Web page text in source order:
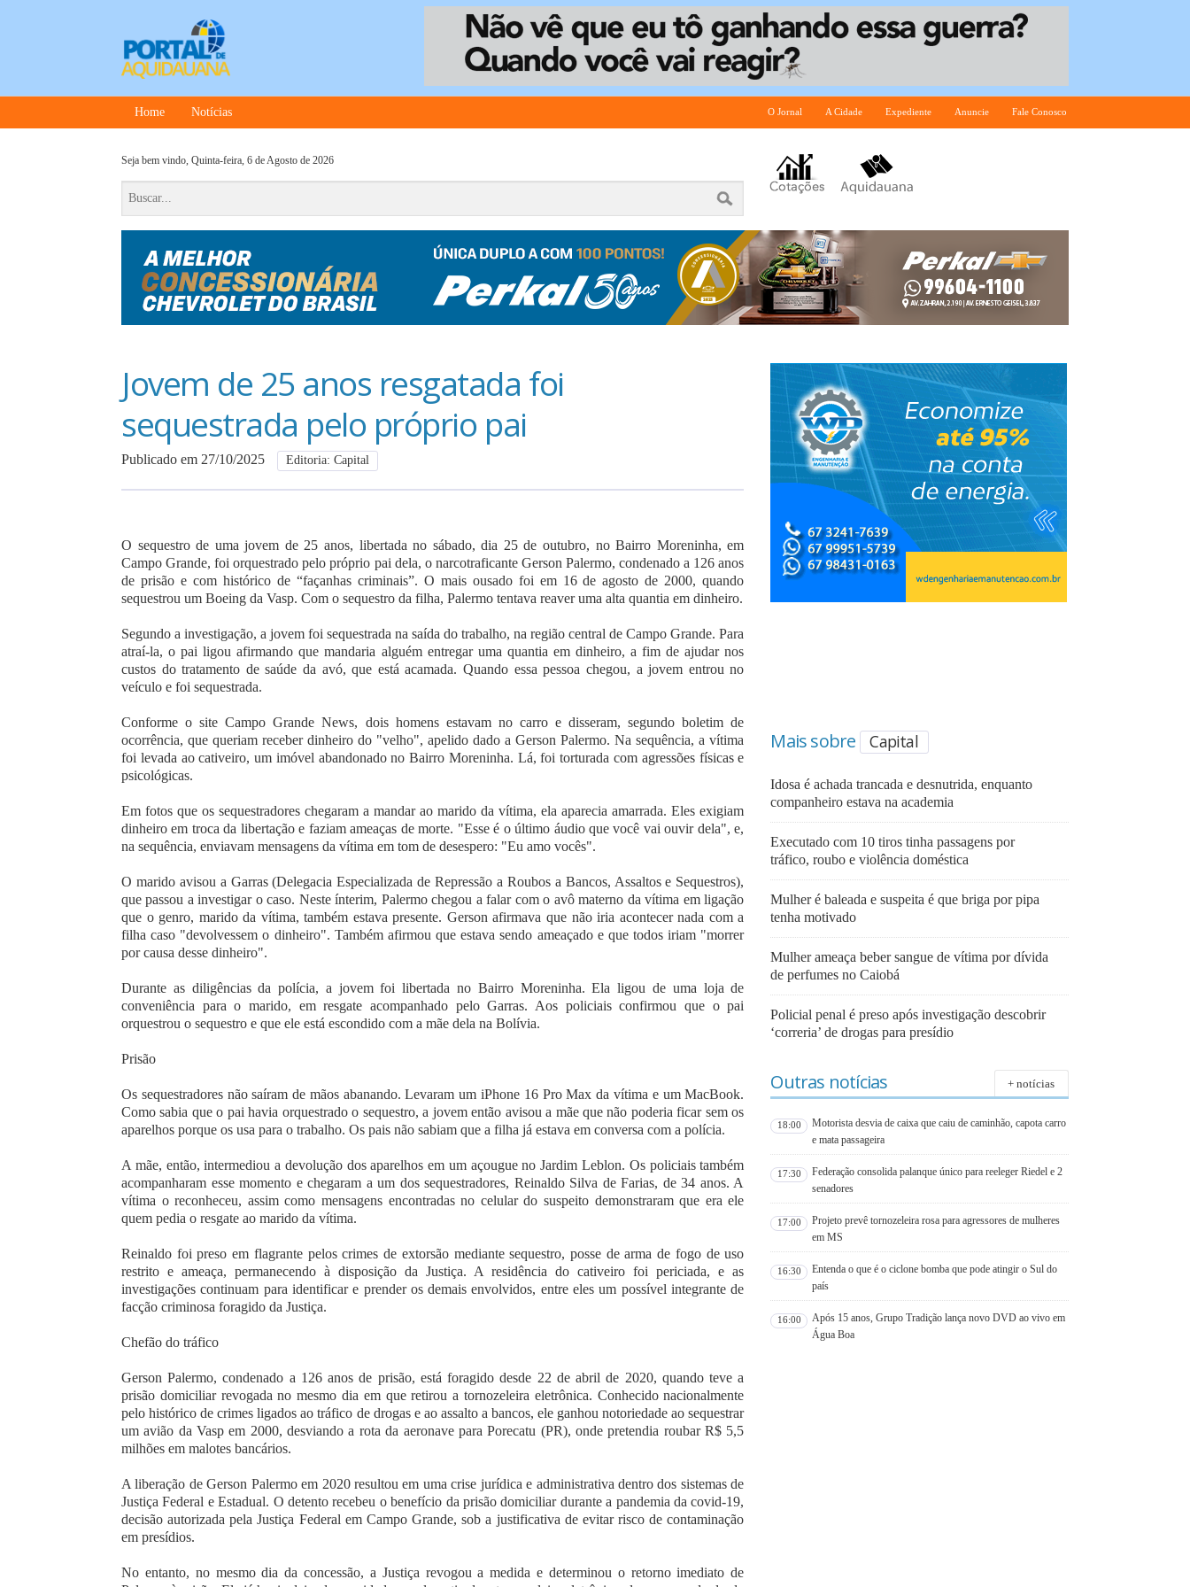
Home Notícias O Jornal A Cidade Expediente Anuncie Fale Conosco
Seja bem vindo, Quinta-feira, 6 de Agosto de 2026
Jovem de 25 anos resgatada foi
sequestrada pelo próprio pai
Publicado em 27/10/2025 Editoria: Capital
O sequestro de uma jovem de 25 anos, libertada no sábado, dia 25 de outubro, no Bairro Moreninha, em
Campo Grande, foi orquestrado pelo próprio pai dela, o narcotraficante Gerson Palermo, condenado a 126 anos
de prisão e com histórico de “façanhas criminais”. O mais ousado foi em 16 de agosto de 2000, quando
sequestrou um Boeing da Vasp. Com o sequestro da filha, Palermo tentava reaver uma alta quantia em dinheiro.
Segundo a investigação, a jovem foi sequestrada na saída do trabalho, na região central de Campo Grande. Para
atraí-la, o pai ligou afirmando que mandaria alguém entregar uma quantia em dinheiro, a fim de ajudar nos
custos do tratamento de saúde da avó, que está acamada. Quando essa pessoa chegou, a jovem entrou no
veículo e foi sequestrada.
Conforme o site Campo Grande News, dois homens estavam no carro e disseram, segundo boletim de
ocorrência, que queriam receber dinheiro do "velho", apelido dado a Gerson Palermo. Na sequência, a vítima
foi levada ao cativeiro, um imóvel abandonado no Bairro Moreninha. Lá, foi torturada com agressões físicas e
psicológicas.
Em fotos que os sequestradores chegaram a mandar ao marido da vítima, ela aparecia amarrada. Eles exigiam
dinheiro em troca da libertação e faziam ameaças de morte. "Esse é o último áudio que você vai ouvir dela", e,
na sequência, enviavam mensagens da vítima em tom de desespero: "Eu amo vocês".
O marido avisou a Garras (Delegacia Especializada de Repressão a Roubos a Bancos, Assaltos e Sequestros),
que passou a investigar o caso. Neste ínterim, Palermo chegou a falar com o avô materno da vítima em ligação
que o genro, marido da vítima, também estava presente. Gerson afirmava que não iria acontecer nada com a
filha caso "devolvessem o dinheiro". Também afirmou que estava sendo ameaçado e que todos iriam "morrer
por causa desse dinheiro".
Durante as diligências da polícia, a jovem foi libertada no Bairro Moreninha. Ela ligou de uma loja de
conveniência para o marido, em resgate acompanhado pelo Garras. Aos policiais confirmou que o pai
orquestrou o sequestro e que ele está escondido com a mãe dela na Bolívia.
Prisão
Os sequestradores não saíram de mãos abanando. Levaram um iPhone 16 Pro Max da vítima e um MacBook.
Como sabia que o pai havia orquestrado o sequestro, a jovem então avisou a mãe que não poderia ficar sem os
aparelhos porque os usa para o trabalho. Os pais não sabiam que a filha já estava em conversa com a polícia.
A mãe, então, intermediou a devolução dos aparelhos em um açougue no Jardim Leblon. Os policiais também
acompanharam esse momento e chegaram a um dos sequestradores, Reinaldo Silva de Farias, de 34 anos. A
vítima o reconheceu, assim como mensagens encontradas no celular do suspeito demonstraram que era ele
quem pedia o resgate ao marido da vítima.
Reinaldo foi preso em flagrante pelos crimes de extorsão mediante sequestro, posse de arma de fogo de uso
restrito e ameaça, permanecendo à disposição da Justiça. A residência do cativeiro foi periciada, e as
investigações continuam para identificar e prender os demais envolvidos, entre eles um possível integrante de
facção criminosa foragido da Justiça.
Chefão do tráfico
Gerson Palermo, condenado a 126 anos de prisão, está foragido desde 22 de abril de 2020, quando teve a
prisão domiciliar revogada no mesmo dia em que retirou a tornozeleira eletrônica. Conhecido nacionalmente
pelo histórico de crimes ligados ao tráfico de drogas e ao assalto a bancos, ele ganhou notoriedade ao sequestrar
um avião da Vasp em 2000, desviando a rota da aeronave para Porecatu (PR), onde pretendia roubar R$ 5,5
milhões em malotes bancários.
A liberação de Gerson Palermo em 2020 resultou em uma crise jurídica e administrativa dentro dos sistemas de
Justiça Federal e Estadual. O detento recebeu o benefício da prisão domiciliar durante a pandemia da covid-19,
decisão autorizada pela Justiça Federal em Campo Grande, sob a justificativa de evitar risco de contaminação
em presídios.
No entanto, no mesmo dia da concessão, a Justiça revogou a medida e determinou o retorno imediato de
Mais sobre Capital
Idosa é achada trancada e desnutrida, enquanto
companheiro estava na academia
Executado com 10 tiros tinha passagens por
tráfico, roubo e violência doméstica
Mulher é baleada e suspeita é que briga por pipa
tenha motivado
Mulher ameaça beber sangue de vítima por dívida
de perfumes no Caiobá
Policial penal é preso após investigação descobrir
‘correria’ de drogas para presídio
Outras notícias + notícias
18:00
Motorista desvia de caixa que caiu de caminhão, capota carro
e mata passageira
17:30
Federação consolida palanque único para reeleger Riedel e 2
senadores
17:00
Projeto prevê tornozeleira rosa para agressores de mulheres
em MS
16:30
Entenda o que é o ciclone bomba que pode atingir o Sul do
país
16:00
Após 15 anos, Grupo Tradição lança novo DVD ao vivo em
Água Boa